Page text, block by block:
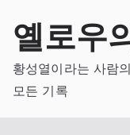
content
옐로우
황성열이라는 사람
모든 기록